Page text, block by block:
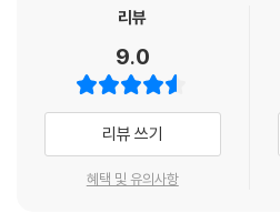
는 모든 것을 내려놓을 각오가 필요했습
나에게는 일본어란 단지 기능적인 도구
르겠습니다.
--- p. 51~52
원래 분쟁이나 싸움을 좋아하는 성격이
례’ ‘문학계의 불문율’을 거스르겠다는
적으로 밝혔다. 문단 권력의 거센 공격,
대한 친절한 설명서이자 소설가 및 소설
적인 베스트셀러 작가로 성장할 수 있는
문학 경영전략서가 될 것이다. 아울러 직
삼십오 년을 더듬어가노라면 그가 하는
아가야 할 것인지에 관한 문제와 닿아 있
한편 일본 발간 당시 가장 먼저 화제가 되
을 쓰고자 하는 사람을 위한 참고서로, 왠
을 보다 의미 있게 하기 위한 직업론이기도
- 산케이 신문
어떤 직업을 가진 사람이든, 프로란 어떤
준다. 프로에게는 정신적인 터프함이 필
리뷰
9.0
리뷰 쓰기
혜택 및 유의사항